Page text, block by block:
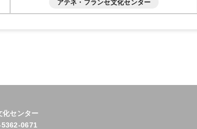
アテネ・フランセ文化センター
化センター
5362-0671